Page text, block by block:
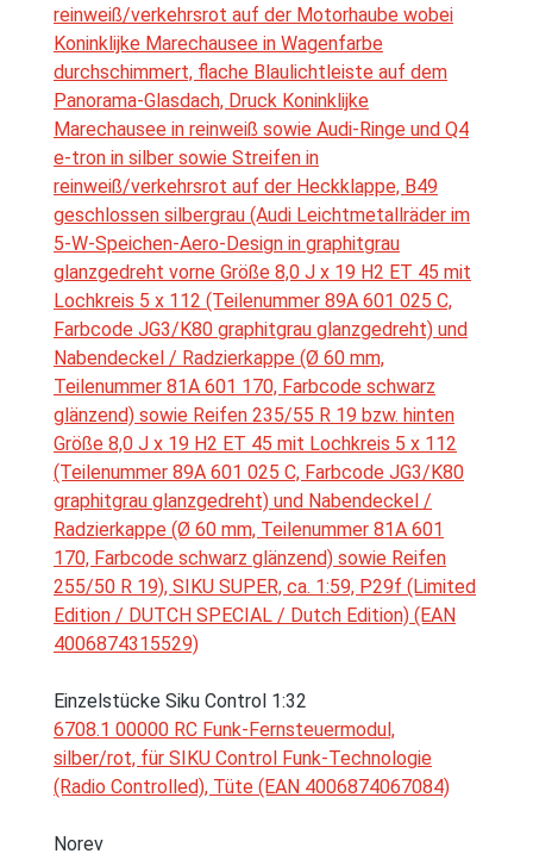
reinweiß/verkehrsrot auf der Motorhaube wobei
Koninklijke Marechausee in Wagenfarbe
durchschimmert, flache Blaulichtleiste auf dem
Panorama-Glasdach, Druck Koninklijke
Marechausee in reinweiß sowie Audi-Ringe und Q4
e-tron in silber sowie Streifen in
reinweiß/verkehrsrot auf der Heckklappe, B49
geschlossen silbergrau (Audi Leichtmetallräder im
5-W-Speichen-Aero-Design in graphitgrau
glanzgedreht vorne Größe 8,0 J x 19 H2 ET 45 mit
Lochkreis 5 x 112 (Teilenummer 89A 601 025 C,
Farbcode JG3/K80 graphitgrau glanzgedreht) und
Nabendeckel / Radzierkappe (Ø 60 mm,
Teilenummer 81A 601 170, Farbcode schwarz
glänzend) sowie Reifen 235/55 R 19 bzw. hinten
Größe 8,0 J x 19 H2 ET 45 mit Lochkreis 5 x 112
(Teilenummer 89A 601 025 C, Farbcode JG3/K80
graphitgrau glanzgedreht) und Nabendeckel /
Radzierkappe (Ø 60 mm, Teilenummer 81A 601
170, Farbcode schwarz glänzend) sowie Reifen
255/50 R 19), SIKU SUPER, ca. 1:59, P29f (Limited
Edition / DUTCH SPECIAL / Dutch Edition) (EAN
4006874315529)
Einzelstücke Siku Control 1:32
6708.1 00000 RC Funk-Fernsteuermodul,
silber/rot, für SIKU Control Funk-Technologie
(Radio Controlled), Tüte (EAN 4006874067084)
Norev